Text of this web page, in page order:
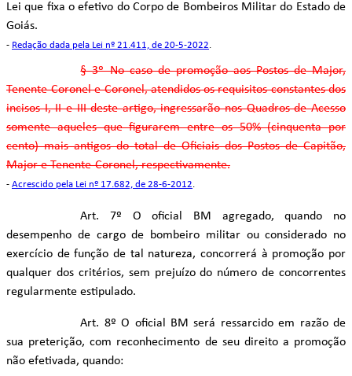
Lei que fixa o efetivo do Corpo de Bombeiros Militar do Estado de
Goiás.
- Redação dada pela Lei nº 21.411, de 20-5-2022.
§ 3º No caso de promoção aos Postos de Major,
Tenente-Coronel e Coronel, atendidos os requisitos constantes dos
incisos I, II e III deste artigo, ingressarão nos Quadros de Acesso
somente aqueles que figurarem entre os 50% (cinquenta por
cento) mais antigos do total de Oficiais dos Postos de Capitão,
Major e Tenente-Coronel, respectivamente.
- Acrescido pela Lei nº 17.682, de 28-6-2012.
Art. 7º O oficial BM agregado, quando no
desempenho de cargo de bombeiro militar ou considerado no
exercício de função de tal natureza, concorrerá à promoção por
qualquer dos critérios, sem prejuízo do número de concorrentes
regularmente estipulado.
Art. 8º O oficial BM será ressarcido em razão de
sua preterição, com reconhecimento de seu direito a promoção
não efetivada, quando: